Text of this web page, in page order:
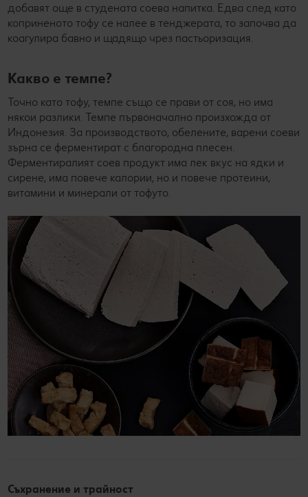
добавят още в студената соева напитка. Едва след като
коприненото тофу се налее в тенджерата, то започва да
коагулира бавно и щадящо чрез пастьоризация.
Какво е темпе?
Точно като тофу, темпе също се прави от соя, но има
някои разлики. Темпе първоначално произхожда от
Индонезия. За производството, обелените, варени соеви
зърна се ферментират с благородна плесен.
Ферментиралият соев продукт има лек вкус на ядки и
сирене, има повече калории, но и повече протеини,
витамини и минерали от тофуто.
Съхранение и трайност